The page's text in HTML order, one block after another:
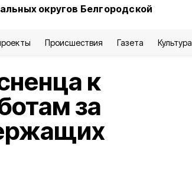
округов Белгородской
Происшествия Газета Культура
к
за